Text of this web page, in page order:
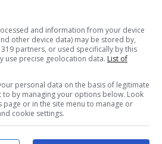
Carrà
questo, quando è stata
ma anche tanti
al momento
and information from your device
other device data) may be stored by,
partners, or used specifically by this
use precise geolocation data. List of
personal data on the basis of legitimate
to by managing your options below. Look
or in the site menu to manage or
cookie settings.